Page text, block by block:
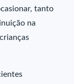
tanto
na